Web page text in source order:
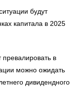
будут
капитала в 2025
превалировать в
можно ожидать
дивидендного